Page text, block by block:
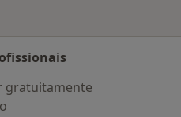
gratuitamente